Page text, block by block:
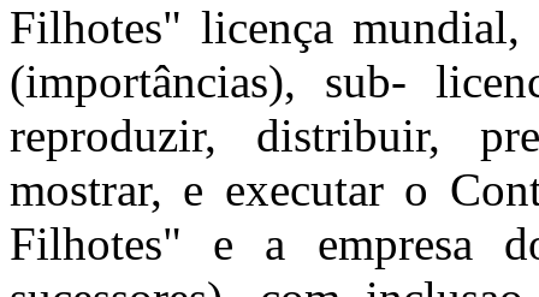
Filhotes" licença
(importâncias), sub-
reproduzir, distribuir,
mostrar, e executar o
Filhotes" e a empresa